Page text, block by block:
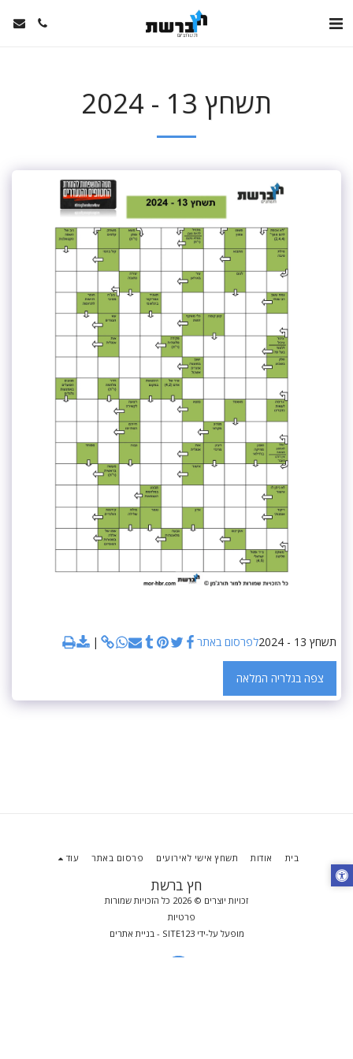
תשחץ 13 - 2024
תשחץ 13 - 2024 לפרסום באתר
צפה בגלריה המלאה
חץ ברשת
זכויות יוצרים © 2026 כל הזכויות שמורות
פרטיות
מופעל על-ידיSITE123
- בניית אתרים
בית אודות תשחץ אישי לאירועים פרסום באתר עוד